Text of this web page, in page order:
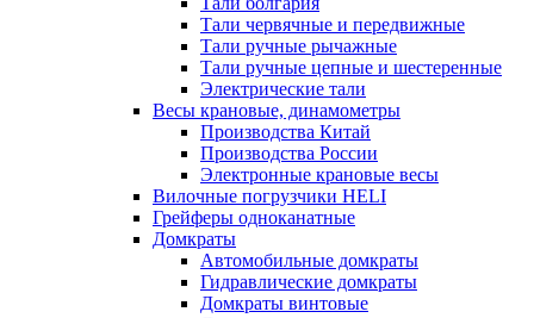
Тали червячные и передвижные
Тали ручные рычажные
Тали ручные цепные и шестеренные
Электрические тали
Весы крановые, динамометры
Производства Китай
Производства России
Электронные крановые весы
Вилочные погрузчики HELI
Грейферы одноканатные
Домкраты
Автомобильные домкраты
Гидравлические домкраты
Домкраты винтовые